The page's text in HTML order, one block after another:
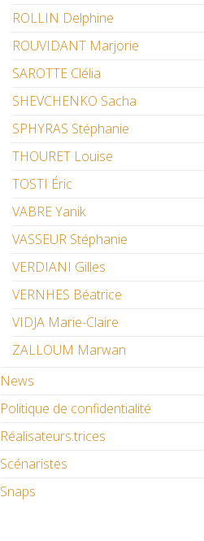
ROLLIN Delphine
ROUVIDANT Marjorie
SAROTTE Clélia
SHEVCHENKO Sacha
SPHYRAS Stéphanie
THOURET Louise
TOSTI Éric
VABRE Yanik
VASSEUR Stéphanie
VERDIANI Gilles
VERNHES Béatrice
VIDJA Marie-Claire
ZALLOUM Marwan
News
Politique de confidentialité
Réalisateurs.trices
Scénaristes
Snaps